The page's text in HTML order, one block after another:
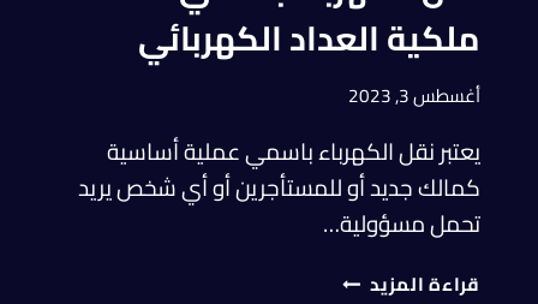
ملكية العداد الكهربائي
أغسطس 3, 2023
يعتبر نقل الكهرباء باسمي عملية أساسية
كمالك جديد أو للمستأجرين أو أي شخص يريد
تحمل مسؤولية…
قراءة المزيد